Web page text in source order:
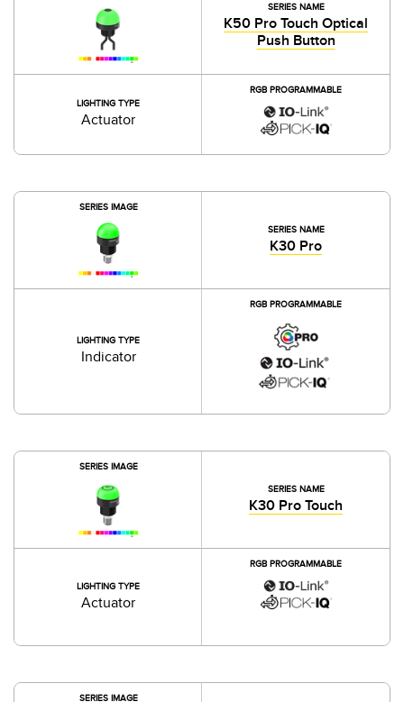
SERIES NAME
K50 Pro Touch Optical
Push Button
LIGHTING TYPE
Actuator
RGB PROGRAMMABLE
SERIES IMAGE
SERIES NAME
K30 Pro
LIGHTING TYPE
Indicator
RGB PROGRAMMABLE
SERIES IMAGE
SERIES NAME
K30 Pro Touch
LIGHTING TYPE
Actuator
RGB PROGRAMMABLE
SERIES IMAGE